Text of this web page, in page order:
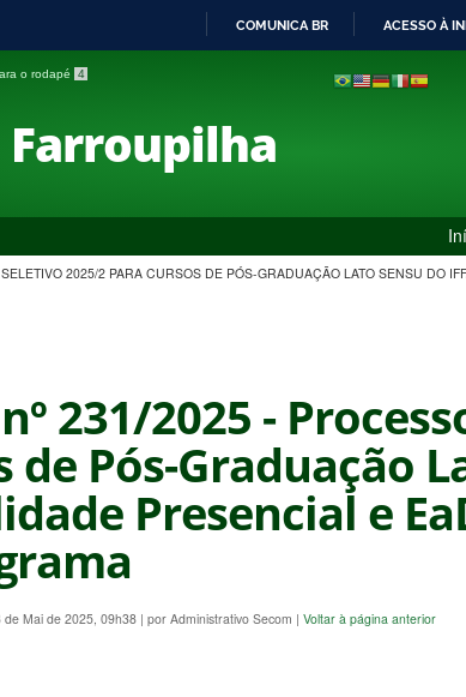
PARA
COMUNICA BR ACESSO À
o rodapé 4
2025/2 PARA CURSOS DE PÓS-GRADUAÇÃO LATO SENSU DO
231/2025 -
de Pós-Graduação
Presencial e
de Mai de 2025, 09h38 | por Administrativo Secom | Voltar à página anterior